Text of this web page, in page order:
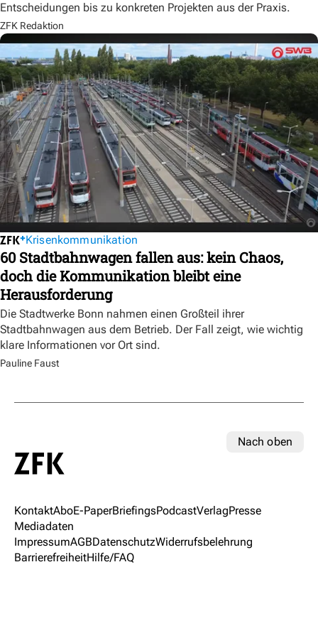
Entscheidungen bis zu konkreten Projekten aus der Praxis.
ZFK Redaktion
Krisenkommunikation
60 Stadtbahnwagen fallen aus: kein Chaos,
doch die Kommunikation bleibt eine
Herausforderung
Die Stadtwerke Bonn nahmen einen Großteil ihrer
Stadtbahnwagen aus dem Betrieb. Der Fall zeigt, wie wichtig
klare Informationen vor Ort sind.
Pauline Faust
Nach oben
KontaktAboE-PaperBriefingsPodcastVerlagPresse
Mediadaten
ImpressumAGBDatenschutzWiderrufsbelehrung
BarrierefreiheitHilfe/FAQ